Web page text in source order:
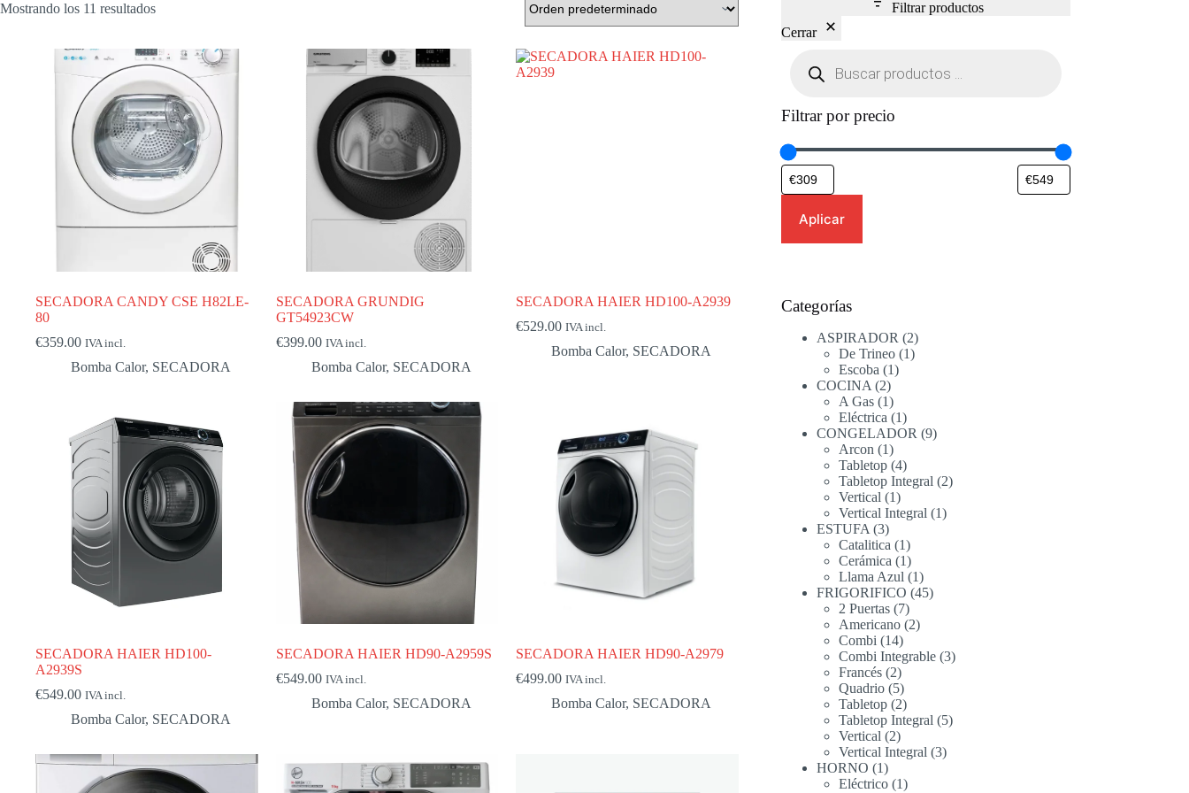
Mostrando los 11 resultados
SECADORA CANDY CSE H82LE-
80
€359.00 IVA incl.
Bomba Calor, SECADORA
SECADORA GRUNDIG
GT54923CW
€399.00 IVA incl.
Bomba Calor, SECADORA
SECADORA HAIER HD100-A2939
€529.00 IVA incl.
Bomba Calor, SECADORA
SECADORA HAIER HD100-
A2939S
€549.00 IVA incl.
Bomba Calor, SECADORA
SECADORA HAIER HD90-A2959S
€549.00 IVA incl.
Bomba Calor, SECADORA
SECADORA HAIER HD90-A2979
€499.00 IVA incl.
Bomba Calor, SECADORA
Filtrar productos
Cerrar
productos
Filtrar por precio
Aplicar
Categorías
ASPIRADOR 22
productos
De Trineo 11
Escoba 11
COCINA 22
productos
A Gas 11
producto
Eléctrica 11
producto
CONGELADOR 99
Arcon 11
producto
Tabletop 44
productos
Tabletop Integral 22
Vertical 11
producto
Vertical Integral 11
ESTUFA 33
productos
Catalitica 11
producto
Cerámica 11
producto
Llama Azul 11
producto
FRIGORIFICO 4545
2 Puertas 77
productos
Americano 22
Combi 1414
productos
Combi Integrable 33
Francés 22
productos
Quadrio 55
productos
Tabletop 22
productos
Tabletop Integral 55
Vertical 22
productos
Vertical Integral 33
HORNO 11
producto
Eléctrico 11